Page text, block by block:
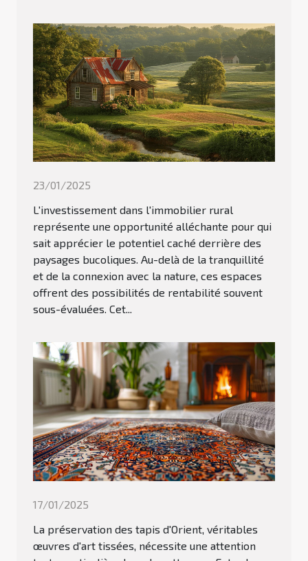
23/01/2025
L'investissement dans l'immobilier rural
représente une opportunité alléchante pour qui
sait apprécier le potentiel caché derrière des
paysages bucoliques. Au-delà de la tranquillité
et de la connexion avec la nature, ces espaces
offrent des possibilités de rentabilité souvent
sous-évaluées. Cet...
17/01/2025
La préservation des tapis d'Orient, véritables
œuvres d'art tissées, nécessite une attention